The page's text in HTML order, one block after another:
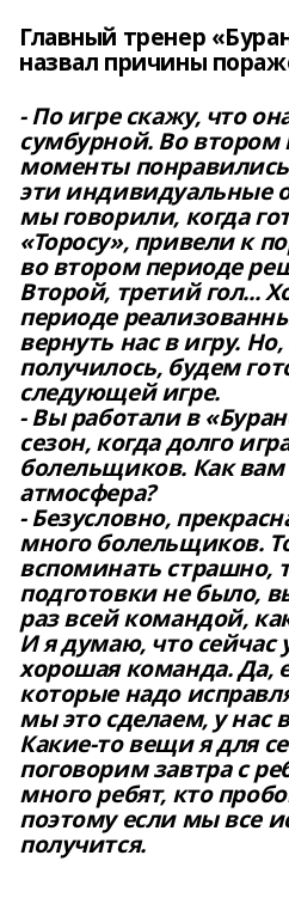
Главный тренер
назвал причины
- По игре скажу, что
сумбурной. Во втором
моменты
эти индивидуальные
мы говорили, когда
«Торосу», привели к
во втором периоде
Второй, третий гол...
периоде
вернуть нас в игру.
получилось, будем
следующей игре.
- Вы работали в
сезон, когда долго
болельщиков. Как вам
атмосфера?
- Безусловно,
много болельщиков.
вспоминать страшно,
подготовки не было,
раз всей командой,
И я думаю, что сейчас
хорошая команда. Да,
которые надо
мы это сделаем, у нас
Какие-то вещи я для
поговорим завтра с
много ребят, кто
поэтому если мы все
получится.